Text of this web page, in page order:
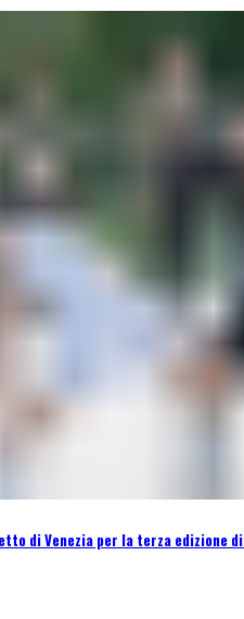
di Venezia per la terza edizione di